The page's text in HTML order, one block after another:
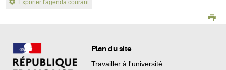
Exporter l'agenda courant
Plan du site
Travailler à l'université